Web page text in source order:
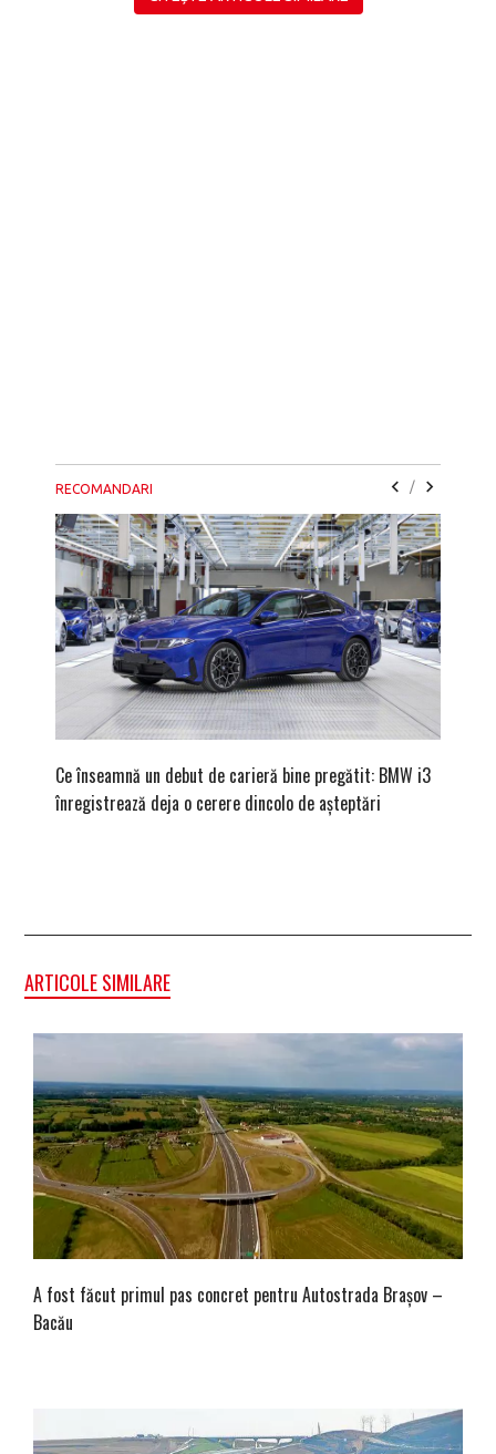
RECOMANDARI /
Ce înseamnă un debut de carieră bine pregătit: BMW i3
înregistrează deja o cerere dincolo de așteptări
ARTICOLE SIMILARE
A fost făcut primul pas concret pentru Autostrada Brașov –
Bacău